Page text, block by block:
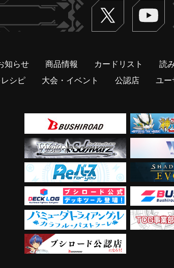
Twitter
知らせ 商品情報 カードリスト 読
シピ
大会・イベント 公認店 ユー